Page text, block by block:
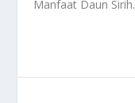
Manfaat Daun Sirih.